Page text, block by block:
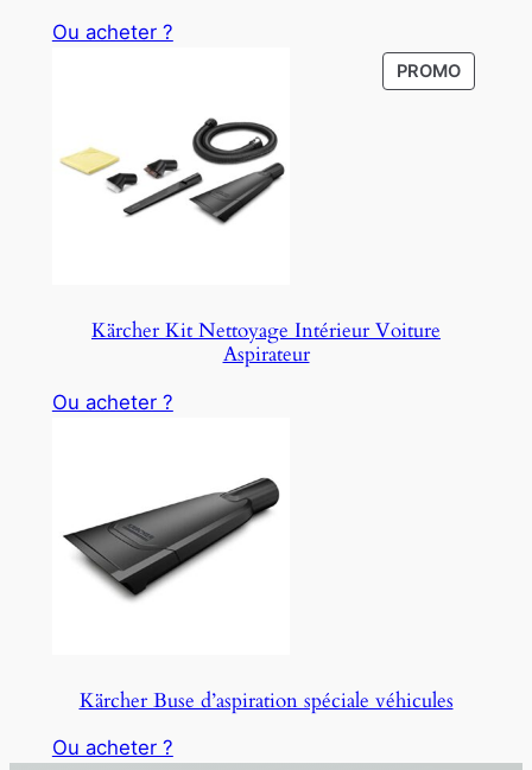
Ou acheter ?
PROMOP
R
Kärcher Kit Nettoyage Intérieur Voiture
Aspirateur
Ou acheter ?
Kärcher Buse d’aspiration spéciale véhicules
Ou acheter ?